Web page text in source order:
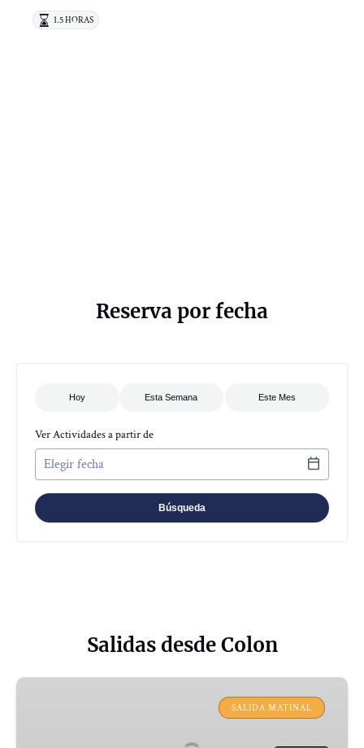
1.5 HORAS
Reserva por fecha
Ver Actividades a partir de
Use arrow keys to navigate dates when calendar is open
Date format: MM/DD/YYYY
Salidas desde Colon
CATAMARÁN
SALIDA MATINAL